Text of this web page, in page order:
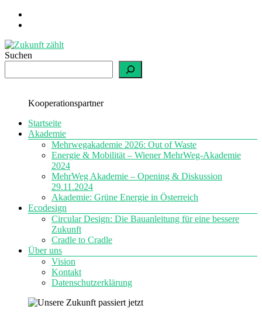
Zum
Inhalt
Zukunft
zählt
einfach
nachhaltig
Suchen
Kooperationspartner
Menü
Startseite
Akademie
Mehrwegakademie 2026: Out of Waste
Energie & Mobilität – Wiener MehrWeg-Akademie
2024
MehrWeg Akademie – Opening & Diskussion
29.11.2024
Akademie: Grüne Energie in Österreich
Ecodesign
Circular Design: Die Bauanleitung für eine bessere
Zukunft
Cradle to Cradle
Über uns
Vision
Kontakt
Datenschutzerklärung